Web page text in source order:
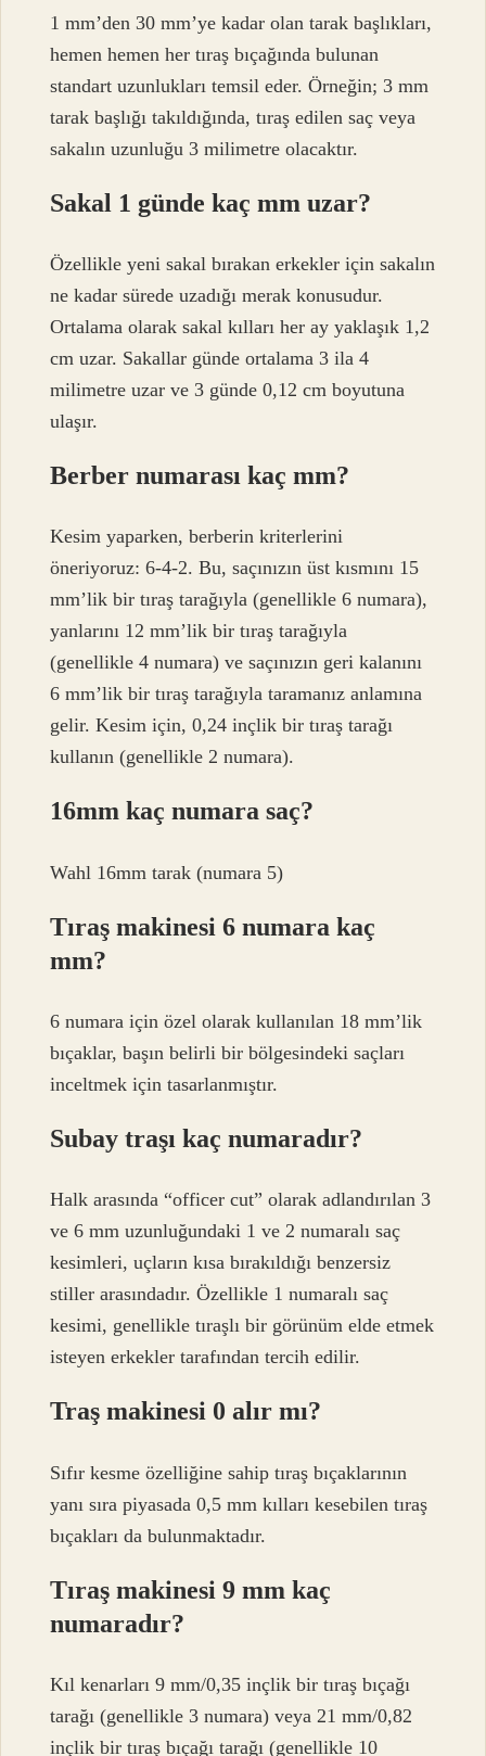
1 mm’den 30 mm’ye kadar olan tarak başlıkları,
hemen hemen her tıraş bıçağında bulunan
standart uzunlukları temsil eder. Örneğin; 3 mm
tarak başlığı takıldığında, tıraş edilen saç veya
sakalın uzunluğu 3 milimetre olacaktır.
Sakal 1 günde kaç mm uzar?
Özellikle yeni sakal bırakan erkekler için sakalın
ne kadar sürede uzadığı merak konusudur.
Ortalama olarak sakal kılları her ay yaklaşık 1,2
cm uzar. Sakallar günde ortalama 3 ila 4
milimetre uzar ve 3 günde 0,12 cm boyutuna
ulaşır.
Berber numarası kaç mm?
Kesim yaparken, berberin kriterlerini
öneriyoruz: 6-4-2. Bu, saçınızın üst kısmını 15
mm’lik bir tıraş tarağıyla (genellikle 6 numara),
yanlarını 12 mm’lik bir tıraş tarağıyla
(genellikle 4 numara) ve saçınızın geri kalanını
6 mm’lik bir tıraş tarağıyla taramanız anlamına
gelir. Kesim için, 0,24 inçlik bir tıraş tarağı
kullanın (genellikle 2 numara).
16mm kaç numara saç?
Wahl 16mm tarak (numara 5)
Tıraş makinesi 6 numara kaç
mm?
6 numara için özel olarak kullanılan 18 mm’lik
bıçaklar, başın belirli bir bölgesindeki saçları
inceltmek için tasarlanmıştır.
Subay traşı kaç numaradır?
Halk arasında “officer cut” olarak adlandırılan 3
ve 6 mm uzunluğundaki 1 ve 2 numaralı saç
kesimleri, uçların kısa bırakıldığı benzersiz
stiller arasındadır. Özellikle 1 numaralı saç
kesimi, genellikle tıraşlı bir görünüm elde etmek
isteyen erkekler tarafından tercih edilir.
Traş makinesi 0 alır mı?
Sıfır kesme özelliğine sahip tıraş bıçaklarının
yanı sıra piyasada 0,5 mm kılları kesebilen tıraş
bıçakları da bulunmaktadır.
Tıraş makinesi 9 mm kaç
numaradır?
Kıl kenarları 9 mm/0,35 inçlik bir tıraş bıçağı
tarağı (genellikle 3 numara) veya 21 mm/0,82
inçlik bir tıraş bıçağı tarağı (genellikle 10